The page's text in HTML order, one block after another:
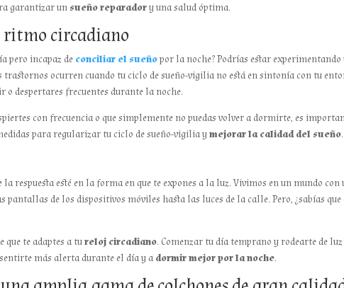
garantizar unsueño reparadory una salud óptima.
ritmo circadiano
pero incapaz de conciliar el sueñopor la noche? Podrías estar experimentando
trastornos ocurren cuando tu ciclo de sueño-vigilia no está en sintonía con tu
despertares frecuentes durante la noche.
con frecuencia o que simplemente no puedas volver a dormirte, es
para regularizar tu ciclo de sueño-vigilia ymejorar la calidad del sueño.
respuesta esté en la forma en que te expones a la luz. Vivimos en un mundo con
pantallas de los dispositivos móviles hasta las luces de la calle. Pero, ¿sabías que
que te adaptes a tureloj circadiano. Comenzar tu día temprano y rodearte de luz
más alerta durante el día y a dormir mejor por la noche.